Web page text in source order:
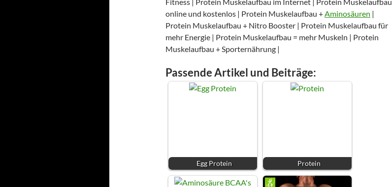
online und kostenlos | Protein Muskelaufbau +Aminosäuren |
Protein Muskelaufbau + Nitro Booster | Protein Muskelaufbau für
mehr Energie | Protein Muskelaufbau = mehr Muskeln | Protein
Muskelaufbau + Sporternährung |
Passende Artikel und Beiträge:
Egg Protein Protein